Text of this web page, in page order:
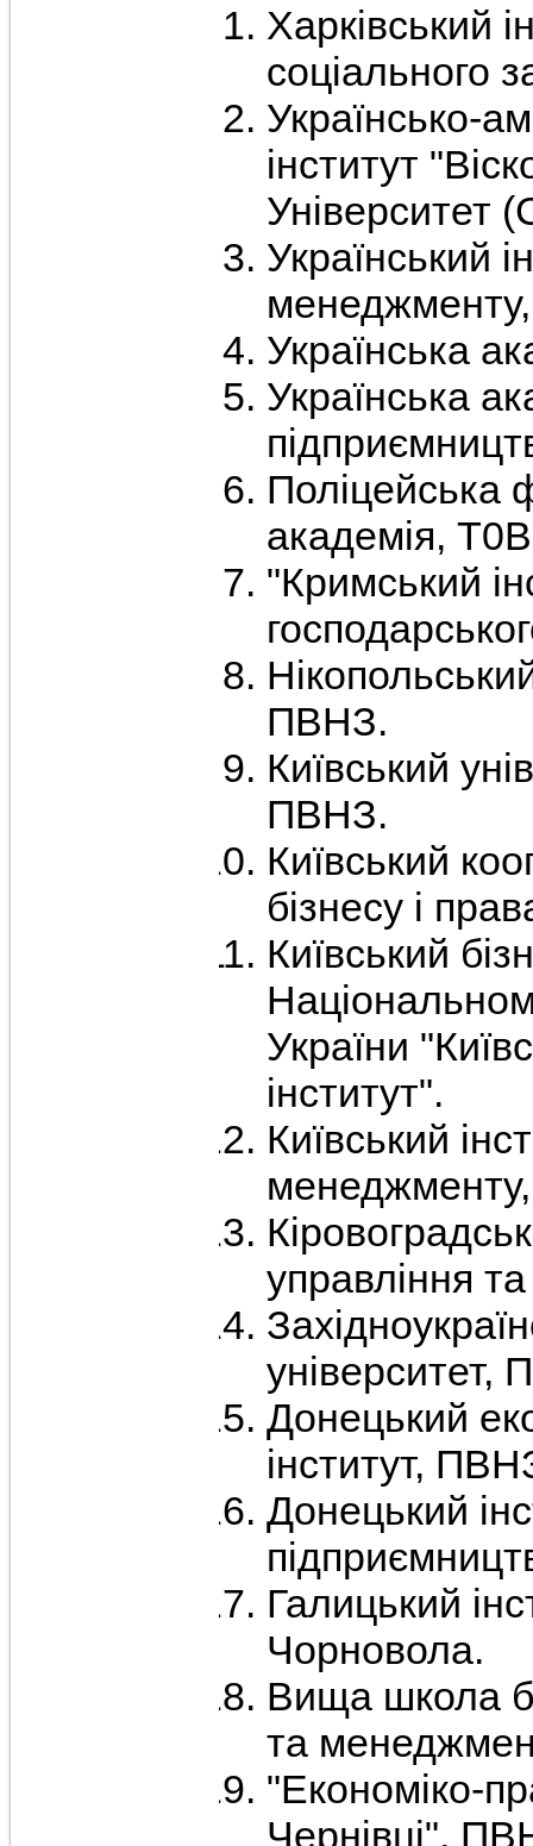
Харківський
соціального
Українсько-
інститут
Університет
Український
Українська
Українська
Поліцейська
академія,
"Кримський
ПВНЗ.
Київський
ПВНЗ.
Київський
бізнесу і
Київський
Укра­їни
інститут".
Київський
управління
університет,
Донецький
інститут,
Донецький
Галицький
Чорновола.
Вища школа
та
"Економіко-
Чернівці",